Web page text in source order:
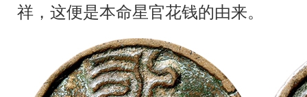
祥，这便是本命星官花钱的由来。